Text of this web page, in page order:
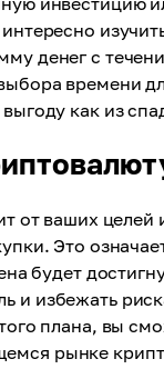
денег с
времени
как из
от ваших
Это
будет
и избежать
плана, вы
рынке